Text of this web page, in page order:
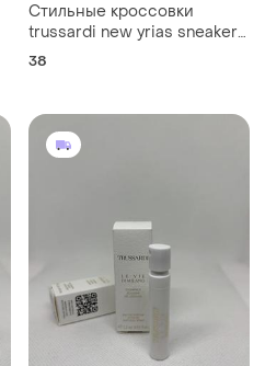
Стильные кроссовки
trussardi new yrias sneakers
в классическом черном
38